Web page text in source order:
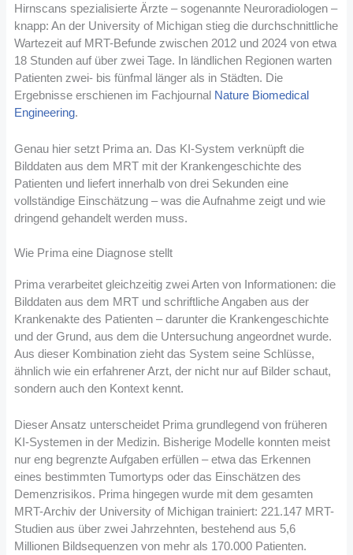
Hirnscans spezialisierte Ärzte – sogenannte Neuroradiologen –
knapp: An der University of Michigan stieg die durchschnittliche
Wartezeit auf MRT-Befunde zwischen 2012 und 2024 von etwa
18 Stunden auf über zwei Tage. In ländlichen Regionen warten
Patienten zwei- bis fünfmal länger als in Städten. Die
Ergebnisse erschienen im Fachjournal Nature Biomedical
Engineering.
Genau hier setzt Prima an. Das KI-System verknüpft die
Bilddaten aus dem MRT mit der Krankengeschichte des
Patienten und liefert innerhalb von drei Sekunden eine
vollständige Einschätzung – was die Aufnahme zeigt und wie
dringend gehandelt werden muss.
Wie Prima eine Diagnose stellt
Prima verarbeitet gleichzeitig zwei Arten von Informationen: die
Bilddaten aus dem MRT und schriftliche Angaben aus der
Krankenakte des Patienten – darunter die Krankengeschichte
und der Grund, aus dem die Untersuchung angeordnet wurde.
Aus dieser Kombination zieht das System seine Schlüsse,
ähnlich wie ein erfahrener Arzt, der nicht nur auf Bilder schaut,
sondern auch den Kontext kennt.
Dieser Ansatz unterscheidet Prima grundlegend von früheren
KI-Systemen in der Medizin. Bisherige Modelle konnten meist
nur eng begrenzte Aufgaben erfüllen – etwa das Erkennen
eines bestimmten Tumortyps oder das Einschätzen des
Demenzrisikos. Prima hingegen wurde mit dem gesamten
MRT-Archiv der University of Michigan trainiert: 221.147 MRT-
Studien aus über zwei Jahrzehnten, bestehend aus 5,6
Millionen Bildsequenzen von mehr als 170.000 Patienten.